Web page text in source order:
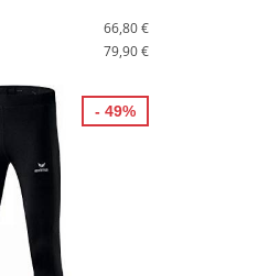
66,80 €
79,90 €
- 49%